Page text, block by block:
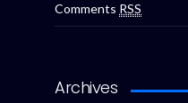
Comments RSS
Archives